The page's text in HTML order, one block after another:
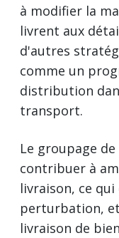
à modifier la
livrent aux
d'autres
comme un
distribution
transport.
Le groupage
contribuer à
livraison, ce
perturbation,
livraison de